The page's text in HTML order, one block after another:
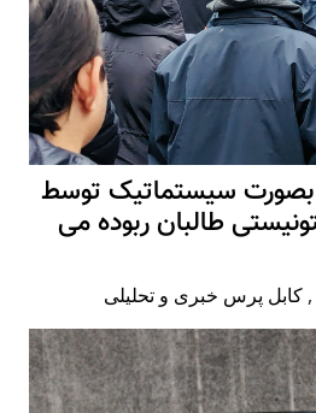
بصورت سیستماتیک توسط
طالبان ربوده می
, کابل پرس خبری و تحلیلی